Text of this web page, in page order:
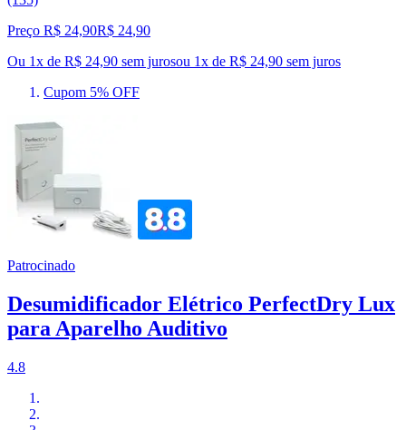
Preço R$ 24,90R$ 24,90
Ou 1x de R$ 24,90 sem jurosou 1x de R$ 24,90 sem juros
Cupom 5% OFF
Patrocinado
Desumidificador Elétrico PerfectDry Lux
para Aparelho Auditivo
4.8